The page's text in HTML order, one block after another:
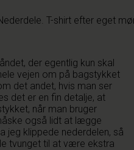
T-shirt efter eget
der egentlig kun skal
vejen om på bagstykket
det andet, hvis man ser
det er en fin detalje, at
når man bruger
også lidt at lægge
jeg klippede nederdelen, så
tvunget til at være ekstra